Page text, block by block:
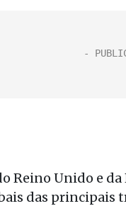
Reino Unido e
das principais